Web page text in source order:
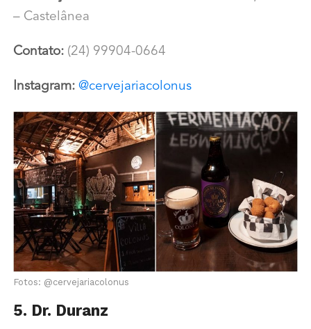
– Castelânea
Contato:(24) 99904-0664
Instagram: @cervejariacolonus
Fotos: @cervejariacolonus
5. Dr. Duranz